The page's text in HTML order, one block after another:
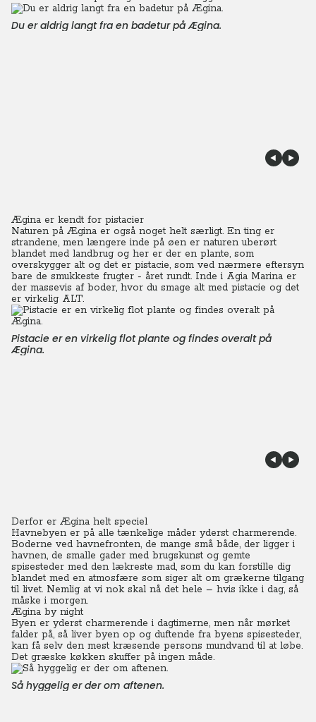
Du er aldrig langt fra en badetur på Ægina.
Ægina er kendt for pistacier
Naturen på Ægina er også noget helt særligt. En ting er
strandene, men længere inde på øen er naturen uberørt
blandet med landbrug og her er der en plante, som
overskygger alt og det er pistacie, som ved nærmere eftersyn
bare de smukkeste frugter - året rundt. Inde i Agia Marina er
der massevis af boder, hvor du smage alt med pistacie og det
er virkelig ALT.
Pistacie er en virkelig flot plante og findes overalt på
Ægina.
Derfor er Ægina helt speciel
Havnebyen er på alle tænkelige måder yderst charmerende.
Boderne ved havnefronten, de mange små både, der ligger i
havnen, de smalle gader med brugskunst og gemte
spisesteder med den lækreste mad, som du kan forstille dig
blandet med en atmosfære som siger alt om grækerne tilgang
til livet. Nemlig at vi nok skal nå det hele – hvis ikke i dag, så
måske i morgen.
Ægina by night
Byen er yderst charmerende i dagtimerne, men når mørket
falder på, så liver byen op og duftende fra byens spisesteder,
kan få selv den mest kræsende persons mundvand til at løbe.
Det græske køkken skuffer på ingen måde.
Så hyggelig er der om aftenen.